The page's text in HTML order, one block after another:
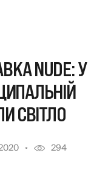
NUDE: У
СВІТЛО
294